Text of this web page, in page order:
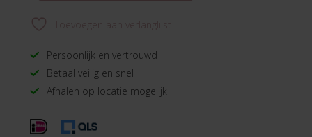
Persoonlijk en vertrouwd
Betaal veilig en snel
Afhalen op locatie mogelijk